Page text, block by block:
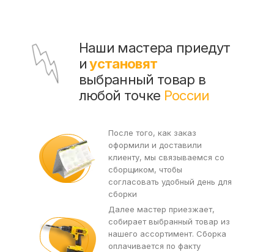
Наши мастера приедут
иустановят
выбранный товар в
любой точке России
После того, как заказ
оформили и доставили
клиенту, мы связываемся со
сборщиком, чтобы
согласовать удобный день для
сборки
Далее мастер приезжает,
собирает выбранный товар из
нашего ассортимент. Сборка
оплачивается по факту